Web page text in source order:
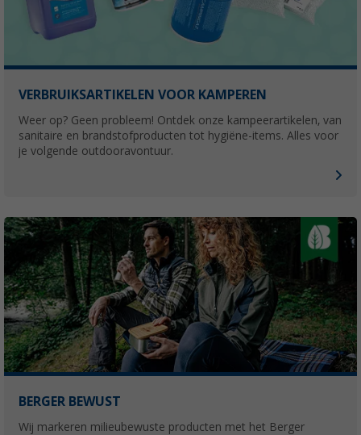
VERBRUIKSARTIKELEN VOOR KAMPEREN
Weer op? Geen probleem! Ontdek onze kampeerartikelen, van
sanitaire en brandstofproducten tot hygiëne-items. Alles voor
je volgende outdooravontuur.
BERGER BEWUST
Wij markeren milieubewuste producten met het Berger